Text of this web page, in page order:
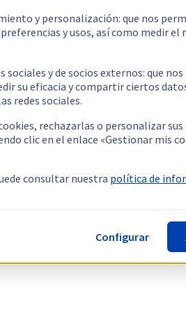
y personalización: que nos
y usos, así como medir
sociales y de socios externos: que
su eficacia y compartir ciertos
redes sociales.
rechazarlas o personalizar sus
clic en el enlace «Gestionar mis
consultar nuestra política de
Configurar